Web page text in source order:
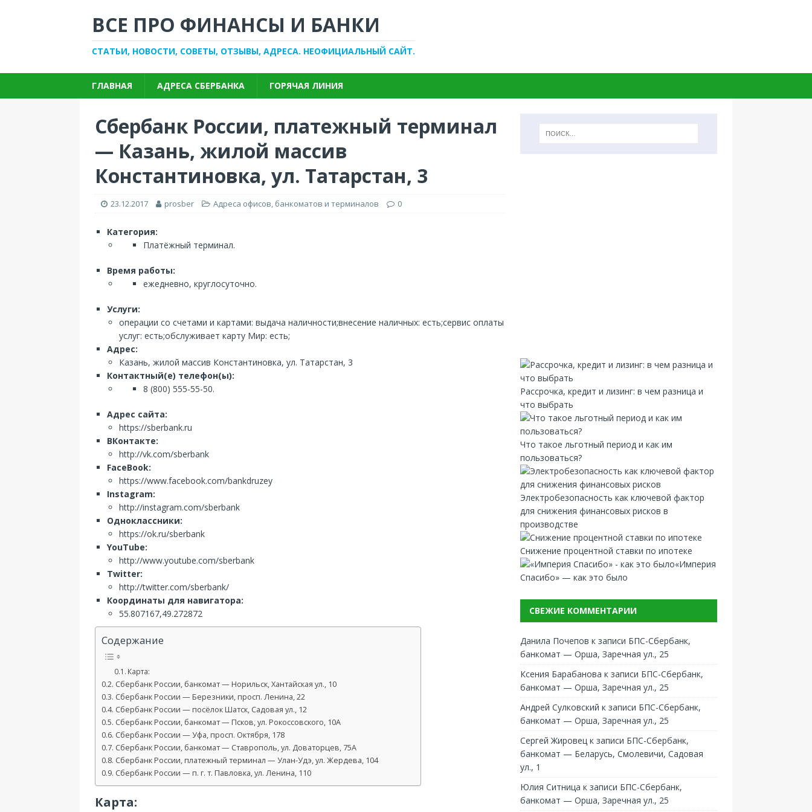
ВСЕ ПРО ФИНАНСЫ И БАНКИ
СТАТЬИ, НОВОСТИ, СОВЕТЫ, ОТЗЫВЫ, АДРЕСА. НЕОФИЦИАЛЬНЫЙ САЙТ.
ГЛАВНАЯ АДРЕСА СБЕРБАНКА ГОРЯЧАЯ ЛИНИЯ
Сбербанк России, платежный терминал
— Казань, жилой массив
Константиновка, ул. Татарстан, 3
23.12.2017 prosber Адреса офисов, банкоматов и терминалов 0
Категория:
Платёжный терминал.
Время работы:
ежедневно, круглосуточно.
Услуги:
операции со счетами и картами: выдача наличности;внесение наличных: есть;сервис оплаты
услуг: есть;обслуживает карту Мир: есть;
Адрес:
Казань, жилой массив Константиновка, ул. Татарстан, 3
Контактный(е) телефон(ы):
8 (800) 555-55-50.
Адрес сайта:
https://sberbank.ru
ВКонтакте:
http://vk.com/sberbank
FaceBook:
https://www.facebook.com/bankdruzey
Instagram:
http://instagram.com/sberbank
Одноклассники:
https://ok.ru/sberbank
YouTube:
http://www.youtube.com/sberbank
Twitter:
http://twitter.com/sberbank/
Координаты для навигатора:
55.807167,49.272872
Содержание
Карта:
Сбербанк России, банкомат — Норильск, Хантайская ул., 10
Сбербанк России — Березники, просп. Ленина, 22
Сбербанк России — посёлок Шатск, Садовая ул., 12
Сбербанк России, банкомат — Псков, ул. Рокоссовского, 10А
Сбербанк России — Уфа, просп. Октября, 178
Сбербанк России, банкомат — Ставрополь, ул. Доваторцев, 75А
Сбербанк России, платежный терминал — Улан-Удэ, ул. Жердева, 104
Сбербанк России — п. г. т. Павловка, ул. Ленина, 110
Карта:
Рассрочка, кредит и лизинг: в чем разница и
что выбрать
Что такое льготный период и как им
пользоваться?
Электробезопасность как ключевой фактор
для снижения финансовых рисков в
производстве
Снижение процентной ставки по ипотеке
«Империя
Спасибо» — как это было
СВЕЖИЕ КОММЕНТАРИИ
Данила Почепов к записи БПС-Сбербанк,
банкомат — Орша, Заречная ул., 25
Ксения Барабанова к записи БПС-Сбербанк,
банкомат — Орша, Заречная ул., 25
Андрей Сулковский к записи БПС-Сбербанк,
банкомат — Орша, Заречная ул., 25
Сергей Жировец к записи БПС-Сбербанк,
банкомат — Беларусь, Смолевичи, Садовая
ул., 1
Юлия Ситница к записи БПС-Сбербанк,
банкомат — Орша, Заречная ул., 25